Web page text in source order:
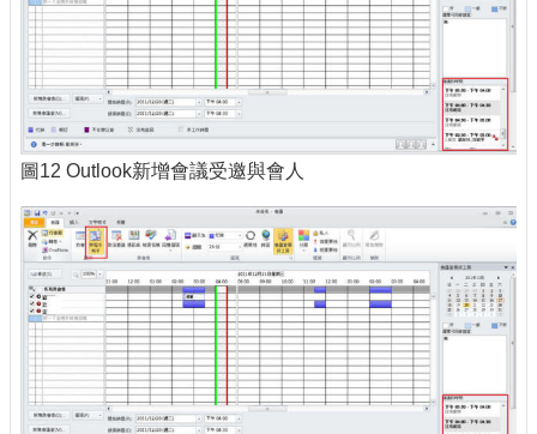
圖12 Outlook新增會議受邀與會人